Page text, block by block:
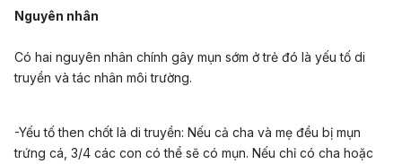
Nguyên nhân
Có hai nguyên nhân chính gây mụn sớm ở trẻ đó là yếu tố di
truyền và tác nhân môi trường.
-Yếu tố then chốt là di truyền: Nếu cả cha và mẹ đều bị mụn
trứng cá, 3/4 các con có thể sẽ có mụn. Nếu chỉ có cha hoặc